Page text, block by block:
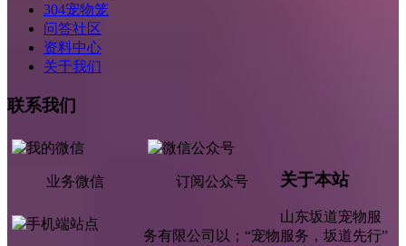
304宠物笼
问答社区
资料中心
关于我们
联系我们
业务微信 订阅公众号 关于本站
山东坂道宠物服
务有限公司以；“宠物服务，坂道先行”